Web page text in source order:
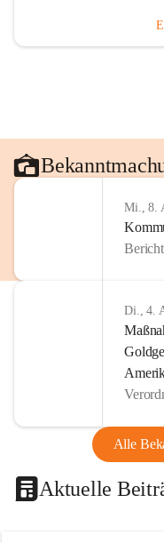
Mi., 8.
Di., 4.
Alle
Aktuelle